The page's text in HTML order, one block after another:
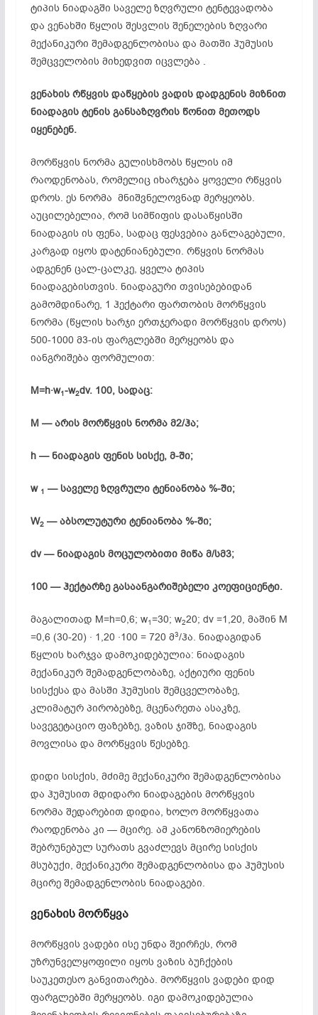
ტიპის ნიადაგში საველე ზღვრული ტენტევადობა
და ვენახში წყლის შესვლის შენელების ზღვარი
მექანიკური შემადგენლობისა და მათში ჰუმუსის
შემცველობის მიხედვით იცვლება .
ვენახის რწყვის დაწყების ვადის დადგენის მიზნით
ნიადაგის ტენის განსაზღვრის წონით მეთოდს
იყენებენ.
მორწყვის ნორმა გულისხმობს წყლის იმ
რაოდენობას, რომელიც იხარჯება ყოველი რწყვის
დროს. ეს ნორმა მნიშვნელოვნად მერყეობს.
აუცილებელია, რომ სიმწიფის დასაწყისში
ნიადაგის ის ფენა, სადაც ფესვებია განლაგებული,
კარგად იყოს დატენიანებული. რწყვის ნორმას
ადგენენ ცალ-ცალკე, ყველა ტიპის
ნიადაგებისთვის. ნიადაგური თვისებებიდან
გამომდინარე, 1 ჰექტარი ფართობის მორწყვის
ნორმა (წყლის ხარჯი ერთჯერადი მორწყვის დროს)
500-1000 მ3-ის ფარგლებში მერყეობს და
იანგრიშება ფორმულით:
M=h·w1-w2dv. 100, სადაც:
M — არის მორწყვის ნორმა მ2/ჰა;
h — ნიადაგის ფენის სისქე, მ-ში;
w 1 — საველე ზღვრული ტენიანობა %-ში;
W2— აბსოლუტური ტენიანობა %-ში;
dv — ნიადაგის მოცულობითი მიწა მ/სმ3;
100 — ჰექტარზე გასაანგარიშებელი კოეფიციენტი.
მაგალითად M=h=0,6; w1=30; w220; dv =1,20, მაშინ M
=0,6 (30-20) · 1,20 ·100 = 720 მ3/ჰა. ნიადაგიდან
წყლის ხარჯვა დამოკიდებულია: ნიადაგის
მექანიკურ შემადგენლობაზე, აქტიური ფენის
სისქესა და მასში ჰუმუსის შემცველობაზე,
კლიმატურ პირობებზე, მცენარეთა ასაკზე,
სავეგეტაციო ფაზებზე, ვაზის ჯიშზე, ნიადაგის
მოვლისა და მორწყვის წესებზე.
დიდი სისქის, მძიმე მექანიკური შემადგენლობისა
და ჰუმუსით მდიდარი ნიადაგების მორწყვის
ნორმა შედარებით დიდია, ხოლო მორწყვათა
რაოდენობა კი — მცირე. ამ კანონზომიერების
შებრუნებულ სურათს გვაძლევს მცირე სისქის
მსუბუქი, მექანიკური შემადგენლობისა და ჰუმუსის
მცირე შემადგენლობის ნიადაგები.
ვენახისმორწყვა
მორწყვის ვადები ისე უნდა შეირჩეს, რომ
უზრუნველყოფილი იყოს ვაზის ბუჩქების
საუკეთესო განვითარება. მორწყვის ვადები დიდ
ფარგლებში მერყეობს. იგი დამოკიდებულია